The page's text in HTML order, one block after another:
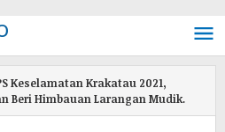
Keselamatan Krakatau 2021,
Beri Himbauan Larangan Mudik.